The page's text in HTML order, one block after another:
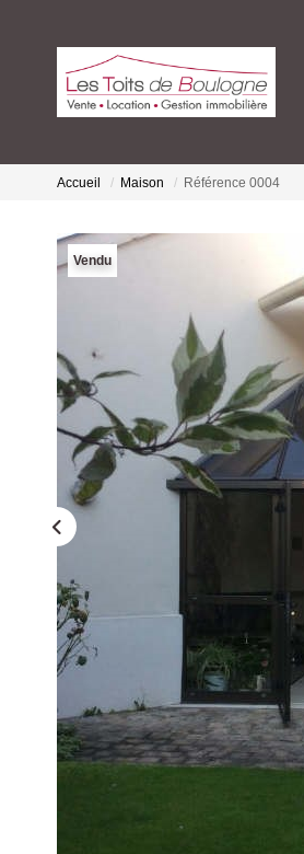
Accueil Maison Référence 0004
Vendu